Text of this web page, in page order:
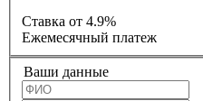
Ставка
от 4.9%
Ежемесячный платеж
Ваши данные